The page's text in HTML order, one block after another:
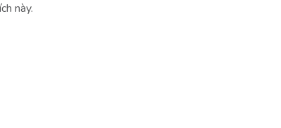
này.